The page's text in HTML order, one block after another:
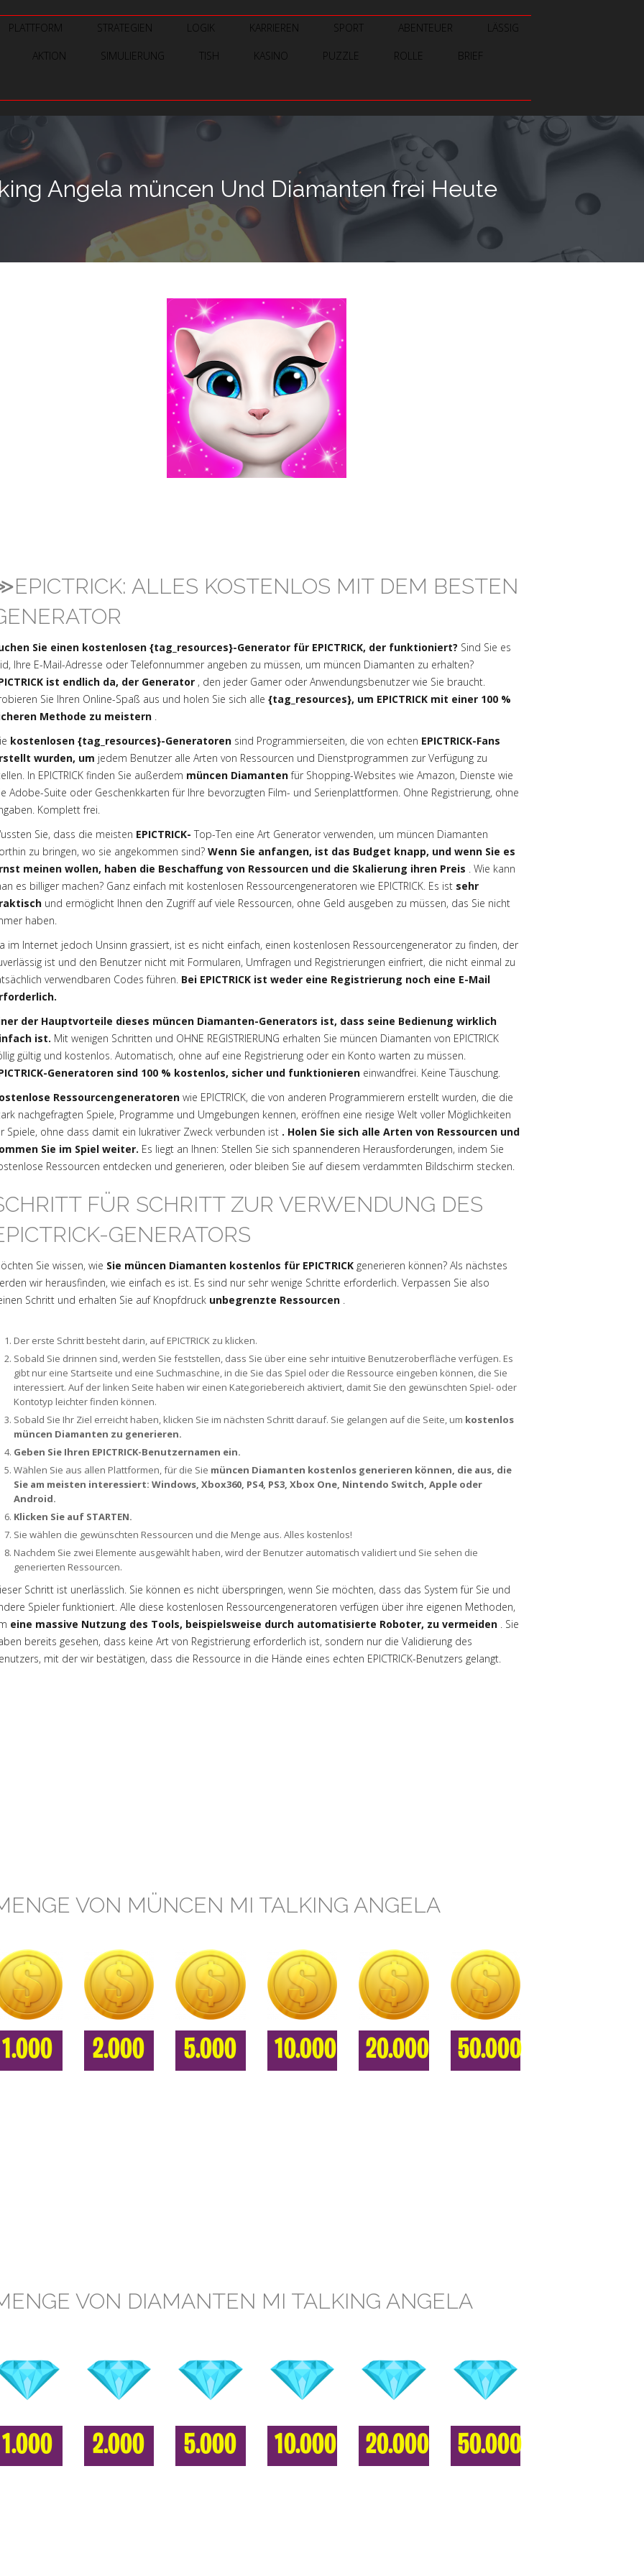
PLATTFORM STRATEGIEN LOGIK KARRIEREN SPORT ABENTEUER LÄSSIG
AKTION SIMULIERUNG TISH KASINO PUZZLE ROLLE BRIEF
Angela müncen Und Diamanten frei Heute
ALLES KOSTENLOS MIT DEM BESTEN
Sie einen kostenlosen {tag_resources}-Generator für EPICTRICK, der funktioniert? Sind Sie es
Ihre E-Mail-Adresse oder Telefonnummer angeben zu müssen, um müncen Diamanten zu erhalten?
ist endlich da, der Generator , den jeder Gamer oder Anwendungsbenutzer wie Sie braucht.
Sie Ihren Online-Spaß aus und holen Sie sich alle {tag_resources}, um EPICTRICK mit einer 100 %
Methode zu meistern .
kostenlosen {tag_resources}-Generatoren sind Programmierseiten, die von echten EPICTRICK-Fans
wurden, um jedem Benutzer alle Arten von Ressourcen und Dienstprogrammen zur Verfügung zu
In EPICTRICK finden Sie außerdem müncen Diamantenfür Shopping-Websites wie Amazon, Dienste wie
Adobe-Suite oder Geschenkkarten für Ihre bevorzugten Film- und Serienplattformen. Ohne Registrierung, ohne
Komplett frei.
Sie, dass die meisten EPICTRICK- Top-Ten eine Art Generator verwenden, um müncen Diamanten
zu bringen, wo sie angekommen sind? Wenn Sie anfangen, ist das Budget knapp, und wenn Sie es
meinen wollen, haben die Beschaffung von Ressourcen und die Skalierung ihren Preis . Wie kann
es billiger machen? Ganz einfach mit kostenlosen Ressourcengeneratoren wie EPICTRICK. Es ist sehr
und ermöglicht Ihnen den Zugriff auf viele Ressourcen, ohne Geld ausgeben zu müssen, das Sie nicht
haben.
im Internet jedoch Unsinn grassiert, ist es nicht einfach, einen kostenlosen Ressourcengenerator zu finden, der
ist und den Benutzer nicht mit Formularen, Umfragen und Registrierungen einfriert, die nicht einmal zu
verwendbaren Codes führen. Bei EPICTRICK ist weder eine Registrierung noch eine E-Mail
der Hauptvorteile dieses müncen Diamanten-Generators ist, dass seine Bedienung wirklich
ist. Mit wenigen Schritten und OHNE REGISTRIERUNG erhalten Sie müncen Diamanten von EPICTRICK
gültig und kostenlos. Automatisch, ohne auf eine Registrierung oder ein Konto warten zu müssen.
Generatoren sind 100 % kostenlos, sicher und funktionieren einwandfrei. Keine Täuschung.
Ressourcengeneratoren wie EPICTRICK, die von anderen Programmierern erstellt wurden, die die
nachgefragten Spiele, Programme und Umgebungen kennen, eröffnen eine riesige Welt voller Möglichkeiten
Spiele, ohne dass damit ein lukrativer Zweck verbunden ist . Holen Sie sich alle Arten von Ressourcen und
Sie im Spiel weiter. Es liegt an Ihnen: Stellen Sie sich spannenderen Herausforderungen, indem Sie
Ressourcen entdecken und generieren, oder bleiben Sie auf diesem verdammten Bildschirm stecken.
FÜR SCHRITT ZUR VERWENDUNG DES
GENERATORS
Sie wissen, wie Sie müncen Diamanten kostenlos für EPICTRICK generieren können? Als nächstes
wir herausfinden, wie einfach es ist. Es sind nur sehr wenige Schritte erforderlich. Verpassen Sie also
Schritt und erhalten Sie auf Knopfdruck unbegrenzte Ressourcen .
Der erste Schritt besteht darin, auf EPICTRICK zu klicken.
Sobald Sie drinnen sind, werden Sie feststellen, dass Sie über eine sehr intuitive Benutzeroberfläche verfügen. Es
gibt nur eine Startseite und eine Suchmaschine, in die Sie das Spiel oder die Ressource eingeben können, die Sie
interessiert. Auf der linken Seite haben wir einen Kategoriebereich aktiviert, damit Sie den gewünschten Spiel- oder
Kontotyp leichter finden können.
Sobald Sie Ihr Ziel erreicht haben, klicken Sie im nächsten Schritt darauf. Sie gelangen auf die Seite, um kostenlos
müncen Diamanten zu generieren.
Geben Sie Ihren EPICTRICK-Benutzernamen ein.
Wählen Sie aus allen Plattformen, für die Sie müncen Diamanten kostenlos generieren können, die aus, die
Sie am meisten interessiert: Windows, Xbox360, PS4, PS3, Xbox One, Nintendo Switch, Apple oder
Android.
Klicken Sie auf STARTEN.
Sie wählen die gewünschten Ressourcen und die Menge aus. Alles kostenlos!
Nachdem Sie zwei Elemente ausgewählt haben, wird der Benutzer automatisch validiert und Sie sehen die
generierten Ressourcen.
Schritt ist unerlässlich. Sie können es nicht überspringen, wenn Sie möchten, dass das System für Sie und
Spieler funktioniert. Alle diese kostenlosen Ressourcengeneratoren verfügen über ihre eigenen Methoden,
eine massive Nutzung des Tools, beispielsweise durch automatisierte Roboter, zu vermeiden . Sie
bereits gesehen, dass keine Art von Registrierung erforderlich ist, sondern nur die Validierung des
mit der wir bestätigen, dass die Ressource in die Hände eines echten EPICTRICK-Benutzers gelangt.
VON MÜNCEN MI TALKING ANGELA
1.000 2.000 5.000 10.000 20.000 50.000
VON DIAMANTEN MI TALKING ANGELA
1.000 2.000 5.000 10.000 20.000 50.000